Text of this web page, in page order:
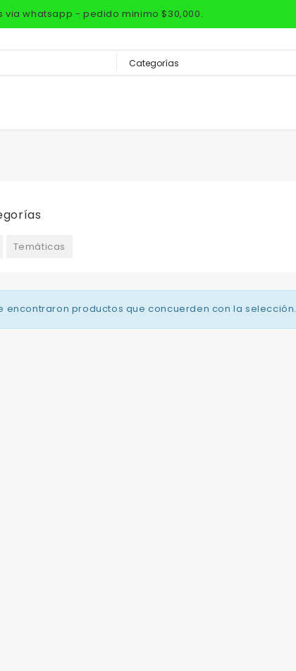
whatsapp - pedido minimo $30,000.
Temáticas
encontraron productos que concuerden con la selección.